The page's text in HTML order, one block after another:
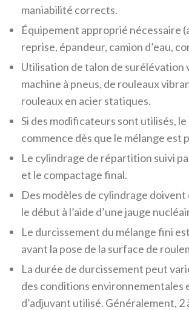
maniabilité corrects.
Équipement approprié nécessaire
reprise, épandeur, camion d’eau,
Utilisation de talon de surélévation
machine à pneus, de rouleaux
rouleaux en acier statiques.
Si des modificateurs sont utilisés,
commence dès que le mélange est
Le cylindrage de répartition suivi
et le compactage final.
Des modèles de cylindrage
le début à l’aide d’une jauge
Le durcissement du mélange fini
avant la pose de la surface de
La durée de durcissement peut
des conditions environnementales
d’adjuvant utilisé. Généralement, 2